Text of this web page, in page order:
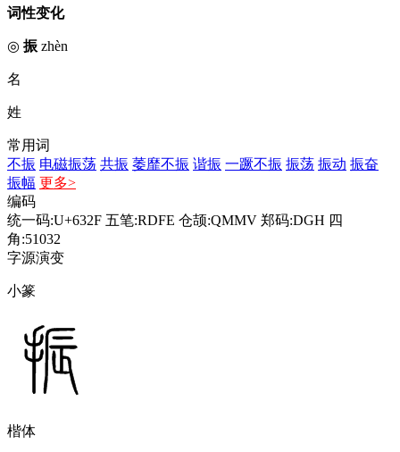
词性变化
◎ 振 zhèn
名
姓
常用词
不振 电磁振荡 共振 萎靡不振 谐振 一蹶不振 振荡 振动 振奋
振幅 更多>
编码
统一码:U+632F 五笔:RDFE 仓颉:QMMV 郑码:DGH 四
角:51032
字源演变
小篆
楷体